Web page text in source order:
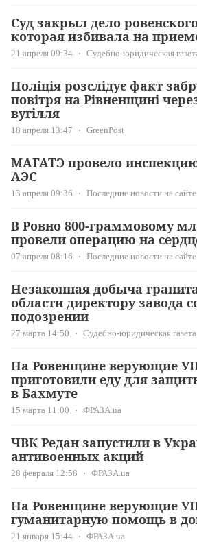
Суд закрыл дело
которая избивала на
21 апреля 09:34 Судебно-юридическая
Поліція розслідує факт
повітря на Рівненщині
вугілля
18 апреля 13:47 GreenPost
МАГАТЭ провело
АЭС
13 апреля 09:36 Последние новости на
В Ровно 800-граммовому
провели операцию на
07 апреля 08:16 Последние новости на
Незаконная добыча
области директору завода
подозрении
27 марта 14:50 Судебно-юридическая газета
На Ровенщине верующие
приготовили еду для
в Бахмуте
15 марта 11:00 ФРАЗА.ua
ЧВК Редан запустили в
антивоенных акций
28 февраля 12:58 ФРАЗА.ua
На Ровенщине верующие
гуманитарную помощь в
21 января 15:44 ФРАЗА.ua